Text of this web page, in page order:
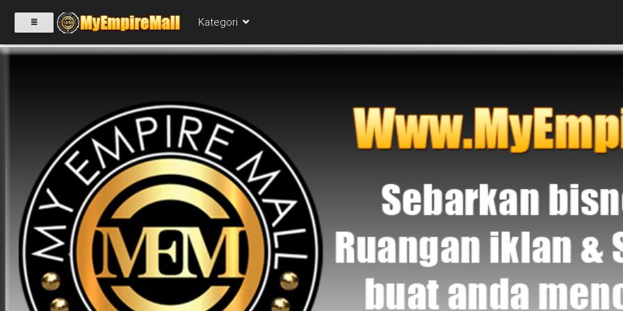
Kategori
Previous
PRODUK(0)
BABIES(0)
KESIHATAN(80)
PERNIAGAAN
RUNCIT(1)